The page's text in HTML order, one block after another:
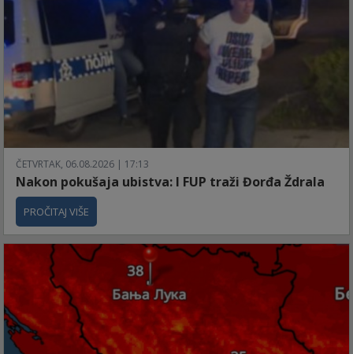
ČETVRTAK, 06.08.2026 | 17:13
Nakon pokušaja ubistva: I FUP traži Đorđa Ždrala
PROČITAJ VIŠE